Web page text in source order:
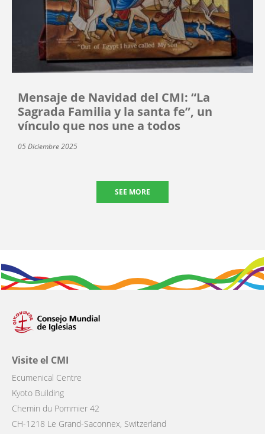
Mensaje de Navidad del CMI: “La
Sagrada Familia y la santa fe”, un
vínculo que nos une a todos
05 Diciembre 2025
SEE MORE
Visite el CMI
Ecumenical Centre
Kyoto Building
Chemin du Pommier 42
CH-1218 Le Grand-Saconnex, Switzerland